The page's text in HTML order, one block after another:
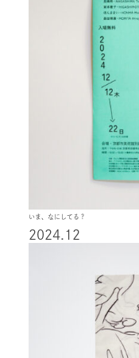
いま、なにしてる？
2024.12